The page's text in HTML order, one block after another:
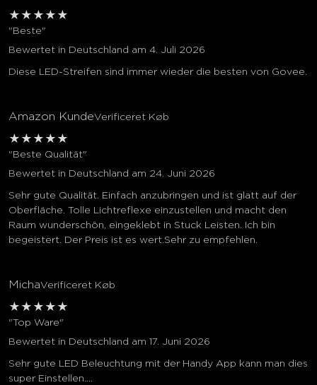
★ ★ ★ ★ ★
"Beste"
Bewertet in Deutschland am 4. Juli 2026
Diese LED-Streifen sind immer wieder die besten von Govee.
Amazon KundeVerificeret Køb
★ ★ ★ ★ ★
"Beste Qualität"
Bewertet in Deutschland am 24. Juni 2026
Sehr gute Qualität. Einfach anzubringen und ist glatt auf der
Oberfläche. Tolle Lichtreflexe einzustellen und macht den
Raum wunderschön, eingeklebt in Stuck Leisten. Ich bin
begeistert. Der Preis ist es wert.Sehr zu empfehlen.
MichaVerificeret Køb
★ ★ ★ ★ ★
"Top Ware"
Bewertet in Deutschland am 17. Juni 2026
Sehr gute LED Beleuchtung mit der Handy App kann man dies
super Einstellen....